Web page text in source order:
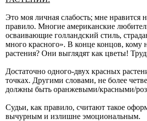
Это моя личная слабость; мне нравится
правило. Многие американские
осваивающие голландский стиль,
много красного». В конце концов, кому
растения? Они выглядят как цветы!
Достаточно одного-двух красных
точках. Другими словами, не более
должны быть оранжевыми/красными/
Судьи, как правило, считают такое
вычурным и излишне эмоциональным.